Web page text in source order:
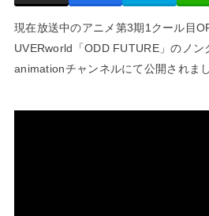
現在放送中のアニメ第3期1クール目
UVERworld「ODD FUTURE」のノ
animationチャンネルにて公開されまし